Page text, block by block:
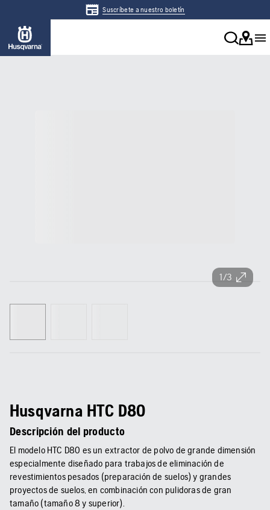
Suscríbete a nuestro boletín
1/3
Husqvarna HTC D80
Descripción del producto
El modelo HTC D80 es un extractor de polvo de grande dimensión
especialmente diseñado para trabajos de eliminación de
revestimientos pesados (preparación de suelos) y grandes
proyectos de suelos, en combinación con pulidoras de gran
tamaño (tamaño 8 y superior).